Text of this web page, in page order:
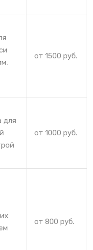
от 1500 руб.
для
от 1000 руб.
от 800 руб.